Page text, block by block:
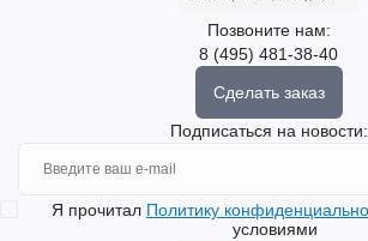
Позвоните нам:
8 (495) 481-38-40
Сделать заказ
Подписаться на новости:
Я прочитал Политику
условиями